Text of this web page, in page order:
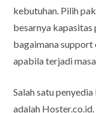
kebutuhan. Pilih
besarnya kapasitas
bagaimana support
apabila terjadi
Salah satu
adalah